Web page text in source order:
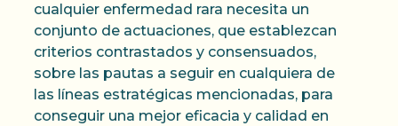
cualquier enfermedad rara necesita un
conjunto de actuaciones, que establezcan
criterios contrastados y consensuados,
sobre las pautas a seguir en cualquiera de
las líneas estratégicas mencionadas, para
conseguir una mejor eficacia y calidad en